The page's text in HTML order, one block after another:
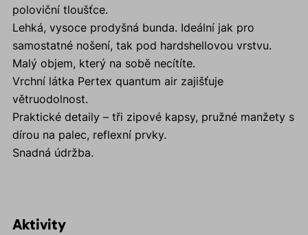
poloviční tloušťce.
Lehká, vysoce prodyšná bunda. Ideální jak pro
samostatné nošení, tak pod hardshellovou vrstvu.
Malý objem, který na sobě necítíte.
Vrchní látka Pertex quantum air zajišťuje
větruodolnost.
Praktické detaily – tři zipové kapsy, pružné manžety s
dírou na palec, reflexní prvky.
Snadná údržba.
Aktivity